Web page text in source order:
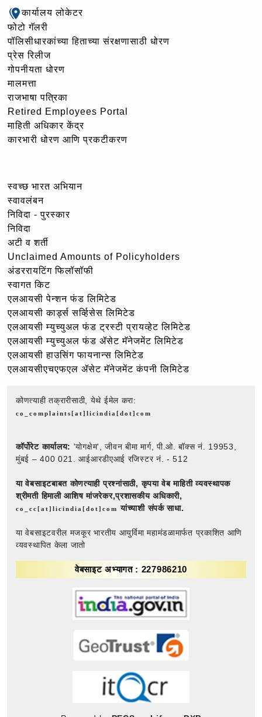
कार्यालय लोकेटर
फोटो गॅलरी
पॉलिसीधारकांच्या हिताच्या संरक्षणासाठी धोरण
प्रेस रिलीज
गोपनीयता धोरण
मालमत्ता
राजभाषा पत्रिका
Retired Employees Portal
माहिती अधिकार केंद्र
कारभारी धोरण आणि प्रकटीकरण
स्वच्छ भारत अभियान
स्वावलंबन
निविदा - पुरस्कार
निविदा
अटी व शर्ती
Unclaimed Amounts of Policyholders
अंडररायटिंग फिलॉसॉफी
स्वागत किट
एलआयसी पेन्शन फंड लिमिटेड
एलआयसी कार्ड्स सर्व्हिसेस लिमिटेड
एलआयसी म्युच्युअल फंड ट्रस्टी प्रायव्हेट लिमिटेड
एलआयसी म्युच्युअल फंड ॲसेट मॅनेजमेंट लिमिटेड
एलआयसी हाउसिंग फायनान्स लिमिटेड
एलआयसीएचएफएल ॲसेट मॅनेजमेंट कंपनी लिमिटेड
कोणत्याही तक्रारीसाठी, येथे ईमेल करा:
co_complaints[at]licindia[dot]com
कॉर्पोरेट कार्यालय: 'योगक्षेम', जीवन बीमा मार्ग, पी.ओ. बॉक्स नं. 19953,
मुंबई – 400 021. आईआरडीएआई रजिस्टर नं. - 512
या वेबसाइटबाबत कोणत्याही प्रश्नांसाठी, कृपया वेब माहिती व्यवस्थापक
श्रीमती हिमाली आशिष मांजरेकर,प्रशासकीय अधिकारी,
co_cc[at]licindia[dot]comयांच्याशी संपर्क साधा.
या वेबसाइटवरील मजकूर भारतीय आयुर्विमा महामंडळामार्फत प्रकाशित आणि
व्यवस्थापित केला जातो
वेबसाइट अभ्यागत : 227986210